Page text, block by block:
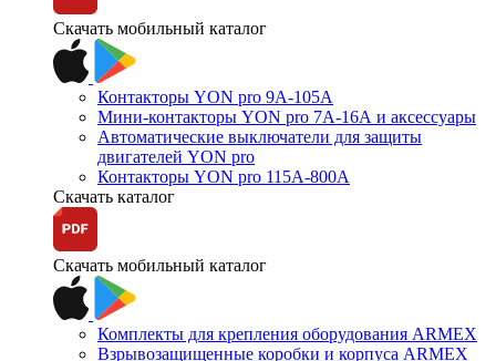
Скачать мобильный каталог
Контакторы YON pro 9А-105А
Мини-контакторы YON pro 7А-16А и аксессуары
Автоматические выключатели для защиты
двигателей YON pro
Контакторы YON pro 115А-800А
Скачать каталог
Скачать мобильный каталог
Комплекты для крепления оборудования ARMEX
Взрывозащищенные коробки и корпуса ARMEX